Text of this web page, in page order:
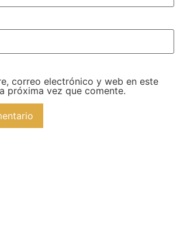
correo electrónico y web en este
próxima vez que comente.